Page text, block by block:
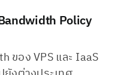
Policy
ของ VPS และ IaaS